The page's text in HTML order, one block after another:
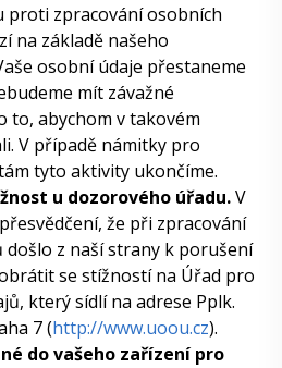
proti zpracování osobních
na základě našeho
osobní údaje přestaneme
mít závažné
to, abychom v takovém
V případě námitky pro
tyto aktivity ukončíme.
u dozorového úřadu.V
že při zpracování
došlo z naší strany k porušení
se stížností na Úřad pro
který sídlí na adrese Pplk.
7 (http://www.uoou.cz).
do vašeho zařízení pro